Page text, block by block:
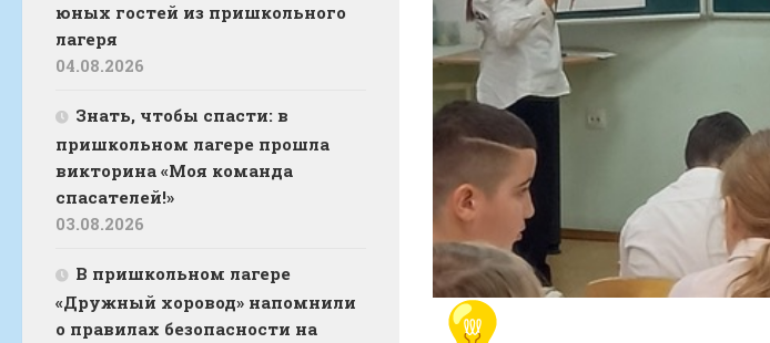
юных гостей из пришкольного
лагеря
04.08.2026
Знать, чтобы спасти: в
пришкольном лагере прошла
викторина «Моя команда
спасателей!»
03.08.2026
В пришкольном лагере
«Дружный хоровод» напомнили
о правилах безопасности на